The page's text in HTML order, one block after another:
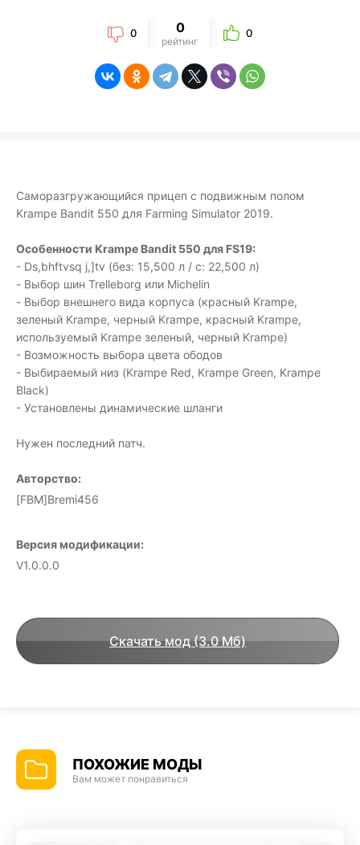
0 0
рейтинг
0
Саморазгружающийся прицеп с подвижным полом
Krampe Bandit 550 для Farming Simulator 2019.
Особенности Krampe Bandit 550 для FS19:
- Ds,bhftvsq j,]tv (без: 15,500 л / с: 22,500 л)
- Выбор шин Trelleborg или Michelin
- Выбор внешнего вида корпуса (красный Krampe,
зеленый Krampe, черный Krampe, красный Krampe,
используемый Krampe зеленый, черный Krampe)
- Возможность выбора цвета ободов
- Выбираемый низ (Krampe Red, Krampe Green, Krampe
Black)
- Установлены динамические шланги
Нужен последний патч.
Авторство:
[FBM]Bremi456
Версия модификации:
V1.0.0.0
Скачать мод (3.0 Мб)
ПОХОЖИЕ МОДЫ
Вам может понравиться